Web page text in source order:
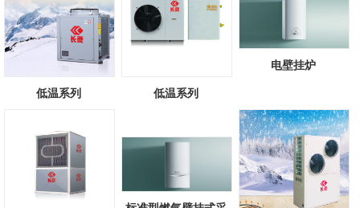
低温系列 低温系列
电壁挂炉